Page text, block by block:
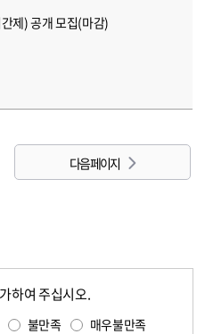
제) 공개 모집(마감)
다음 페이지
하여 주십시오.
불만족 매우불만족